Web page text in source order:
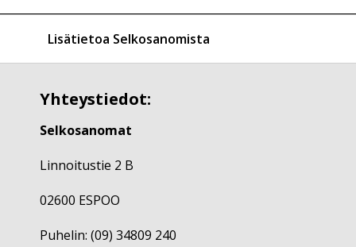
Lisätietoa Selkosanomista
Yhteystiedot:
Selkosanomat
Linnoitustie 2 B
02600 ESPOO
Puhelin: (09) 34809 240